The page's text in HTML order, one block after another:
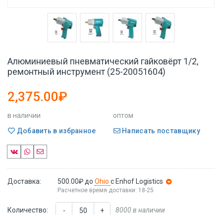
Алюминиевый пневматический гайковёрт 1/2,
ремонтный инструмент (25-20051604)
2,375.00₽
в наличии
оптом
Добавить в избранное
Написать поставщику
Доставка: 500.00₽ до Ohio с Enhof Logistics
Расчетное время доставки: 18-25
Количество: - + 8000 в наличии